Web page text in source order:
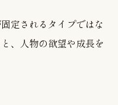
定されるタイプではな
、人物の欲望や成長を